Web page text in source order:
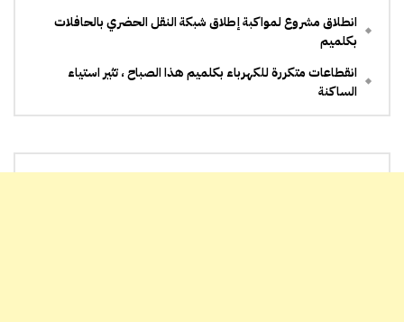
انطلاق مشروع لمواكبة إطلاق شبكة النقل الحضري بالحافلات
بكلميم
انقطاعات متكررة للكهرباء بكلميم هذا الصباح ، تثير استياء
الساكنة